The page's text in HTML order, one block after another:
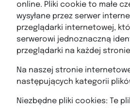
online. Pliki cookie to małe
wysyłane przez serwer
przeglądarki internetowej,
serwerowi jednoznaczną
przeglądarki na każdej
Na naszej stronie
następujących kategorii
Niezbędne pliki cookies: Te